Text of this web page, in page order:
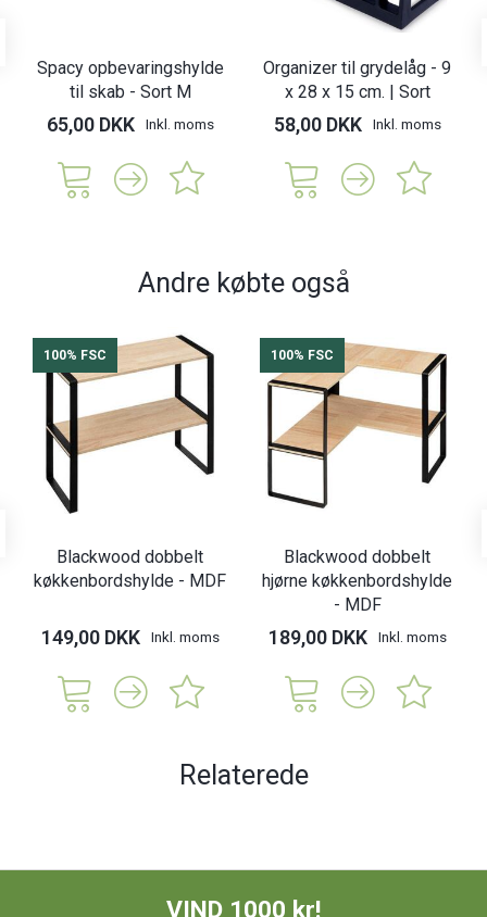
Spacy opbevaringshylde
til skab - Sort M
65,00 DKK Inkl. moms
Organizer til grydelåg - 9
x 28 x 15 cm. | Sort
58,00 DKK Inkl. moms
Andre købte også
100% FSC
Blackwood dobbelt
køkkenbordshylde - MDF
149,00 DKK Inkl. moms
100% FSC
Blackwood dobbelt
hjørne køkkenbordshylde
- MDF
189,00 DKK Inkl. moms
Relaterede
VIND 1000 kr!